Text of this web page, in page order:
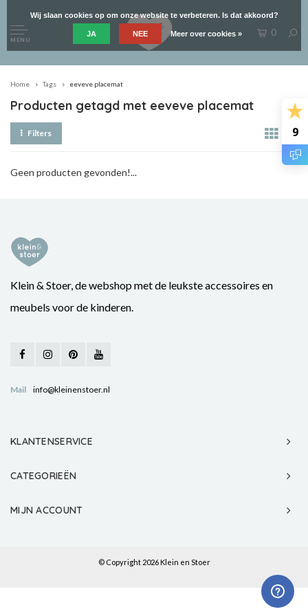
9
MENU
0
Home Tags eeveve placemat
Producten getagd met eeveve placemat
Filters
Geen producten gevonden!...
Klein & Stoer, de webshop met de leukste accessoires en
meubels voor de kinderen.
Mail info@kleinenstoer.nl
KLANTENSERVICE
CATEGORIEËN
MIJN ACCOUNT
© Copyright 2026 Klein en Stoer
Wij slaan cookies op om onze website te verbeteren. Is dat akkoord?
JA NEE Meer over cookies »